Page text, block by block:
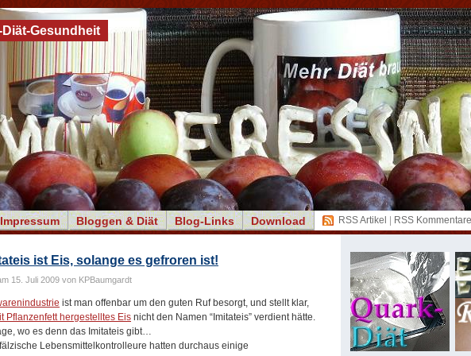
Impressum Bloggen & Diät Blog-Links Download RSS Artikel RSS Kommentare
Gesundheit
ist Eis, solange es gefroren ist!
15. Juli 2009 von KPBaumgardt
ist man offenbar um den guten Ruf besorgt, und stellt klar,
Pflanzenfett hergestelltes Eis nicht den Namen “Imitateis” verdient hätte.
wo es denn das Imitateis gibt…
Lebensmittelkontrolleure hatten durchaus einige